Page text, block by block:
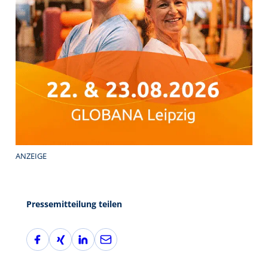
ANZEIGE
Pressemitteilung teilen
F
a
X
i
L
i
E
-